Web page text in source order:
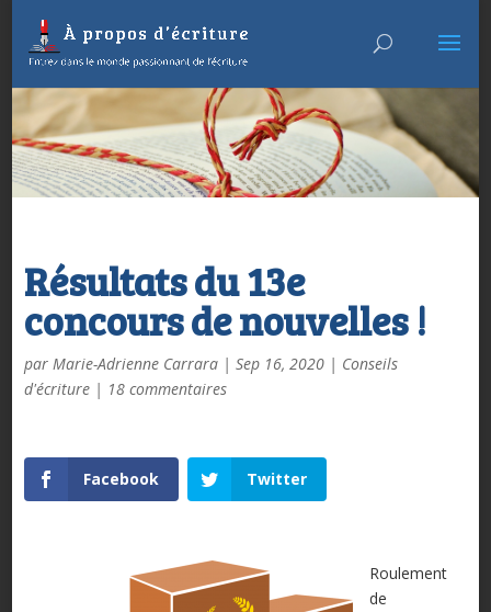
Résultats du 13e
concours de nouvelles !
par Marie-Adrienne Carrara| Sep 16, 2020| Conseils
d'écriture| 18 commentaires
Facebook Twitter
Roulement
de